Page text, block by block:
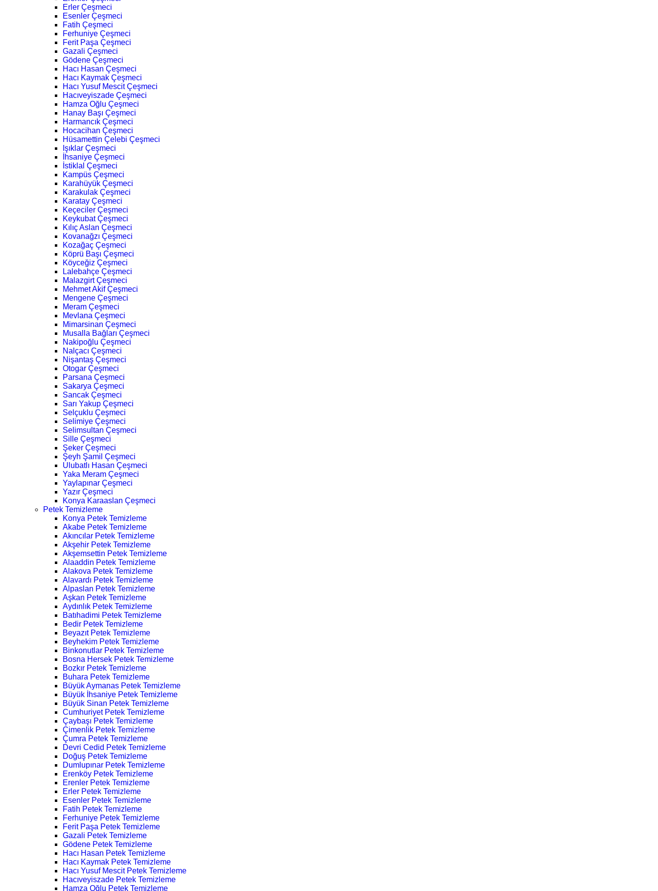
Erler Çeşmeci
Esenler Çeşmeci
Fatih Çeşmeci
Ferhuniye Çeşmeci
Ferit Paşa Çeşmeci
Gazali Çeşmeci
Gödene Çeşmeci
Hacı Hasan Çeşmeci
Hacı Kaymak Çeşmeci
Hacı Yusuf Mescit Çeşmeci
Hacıveyiszade Çeşmeci
Hamza Oğlu Çeşmeci
Hanay Başı Çeşmeci
Harmancık Çeşmeci
Hocacihan Çeşmeci
Hüsamettin Çelebi Çeşmeci
Işıklar Çeşmeci
İhsaniye Çeşmeci
İstiklal Çeşmeci
Kampüs Çeşmeci
Karahüyük Çeşmeci
Karakulak Çeşmeci
Karatay Çeşmeci
Keçeciler Çeşmeci
Keykubat Çeşmeci
Kılıç Aslan Çeşmeci
Kovanağzı Çeşmeci
Kozağaç Çeşmeci
Köprü Başı Çeşmeci
Köyceğiz Çeşmeci
Lalebahçe Çeşmeci
Malazgirt Çeşmeci
Mehmet Akif Çeşmeci
Mengene Çeşmeci
Meram Çeşmeci
Mevlana Çeşmeci
Mimarsinan Çeşmeci
Musalla Bağları Çeşmeci
Nakipoğlu Çeşmeci
Nalçacı Çeşmeci
Nişantaş Çeşmeci
Otogar Çeşmeci
Parsana Çeşmeci
Sakarya Çeşmeci
Sancak Çeşmeci
Sarı Yakup Çeşmeci
Selçuklu Çeşmeci
Selimiye Çeşmeci
Selimsultan Çeşmeci
Sille Çeşmeci
Şeker Çeşmeci
Şeyh Şamil Çeşmeci
Ulubatlı Hasan Çeşmeci
Yaka Meram Çeşmeci
Yaylapınar Çeşmeci
Yazır Çeşmeci
Konya Karaaslan Çeşmeci
Petek Temizleme
Konya Petek Temizleme
Akabe Petek Temizleme
Akıncılar Petek Temizleme
Akşehir Petek Temizleme
Akşemsettin Petek Temizleme
Alaaddin Petek Temizleme
Alakova Petek Temizleme
Alavardı Petek Temizleme
Alpaslan Petek Temizleme
Aşkan Petek Temizleme
Aydınlık Petek Temizleme
Batıhadimi Petek Temizleme
Bedir Petek Temizleme
Beyazıt Petek Temizleme
Beyhekim Petek Temizleme
Binkonutlar Petek Temizleme
Bosna Hersek Petek Temizleme
Bozkır Petek Temizleme
Buhara Petek Temizleme
Büyük Aymanas Petek Temizleme
Büyük İhsaniye Petek Temizleme
Büyük Sinan Petek Temizleme
Cumhuriyet Petek Temizleme
Çaybaşı Petek Temizleme
Çimenlik Petek Temizleme
Çumra Petek Temizleme
Devri Cedid Petek Temizleme
Doğuş Petek Temizleme
Dumlupınar Petek Temizleme
Erenköy Petek Temizleme
Erenler Petek Temizleme
Erler Petek Temizleme
Esenler Petek Temizleme
Fatih Petek Temizleme
Ferhuniye Petek Temizleme
Ferit Paşa Petek Temizleme
Gazali Petek Temizleme
Gödene Petek Temizleme
Hacı Hasan Petek Temizleme
Hacı Kaymak Petek Temizleme
Hacı Yusuf Mescit Petek Temizleme
Hacıveyiszade Petek Temizleme
Hamza Oğlu Petek Temizleme